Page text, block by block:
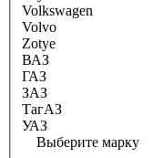
Volkswagen
Volvo
Zotye
ВАЗ
ГАЗ
ЗАЗ
ТагАЗ
УАЗ
Выберите марку